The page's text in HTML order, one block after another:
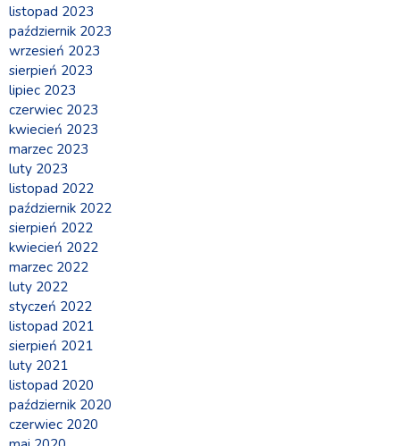
listopad 2023
październik 2023
wrzesień 2023
sierpień 2023
lipiec 2023
czerwiec 2023
kwiecień 2023
marzec 2023
luty 2023
listopad 2022
październik 2022
sierpień 2022
kwiecień 2022
marzec 2022
luty 2022
styczeń 2022
listopad 2021
sierpień 2021
luty 2021
listopad 2020
październik 2020
czerwiec 2020